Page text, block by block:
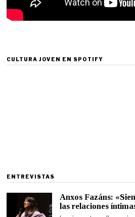
CULTURA JOVEN EN SPOTIFY
ENTREVISTAS
Anxos Fazáns:
las relaciones